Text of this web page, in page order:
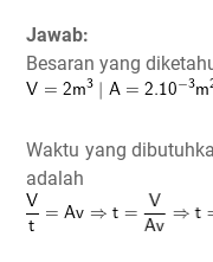
Jawab:
Besaran yang
Waktu yang
adalah